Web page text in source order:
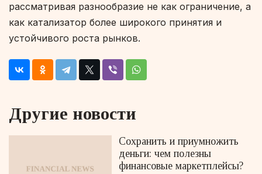
рассматривая разнообразие не как ограничение, а
как катализатор более широкого принятия и
устойчивого роста рынков.
Другие новости
Сохранить и приумножить
деньги: чем полезны
финансовые маркетплейсы?